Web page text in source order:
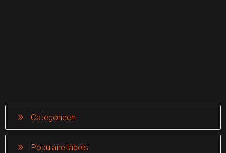
Categorieen
Populaire labels